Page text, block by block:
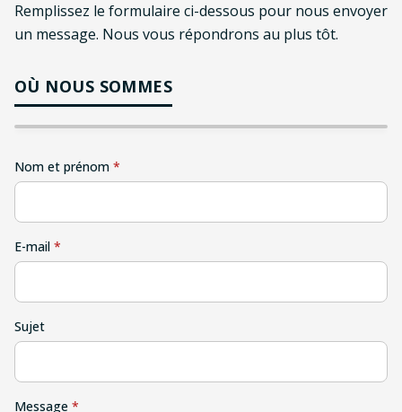
Remplissez le formulaire ci-dessous pour nous envoyer
un message. Nous vous répondrons au plus tôt.
OÙ NOUS SOMMES
Maps
Nom et prénom *
E-mail *
Sujet
Message *